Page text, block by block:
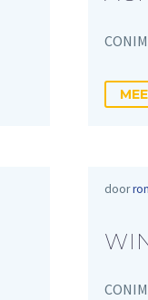
door